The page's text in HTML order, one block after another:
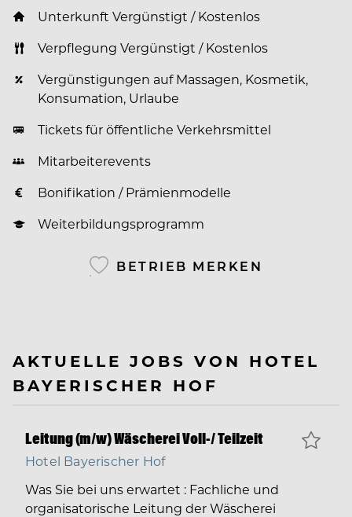
Unterkunft Vergünstigt / Kostenlos
Verpflegung Vergünstigt / Kostenlos
Vergünstigungen auf Massagen, Kosmetik,
Konsumation, Urlaube
Tickets für öffentliche Verkehrsmittel
Mitarbeiterevents
Bonifikation / Prämienmodelle
Weiterbildungsprogramm
BETRIEB MERKEN
AKTUELLE JOBS VON HOTEL
BAYERISCHER HOF
Leitung (m/w) Wäscherei Voll-/ Teilzeit
Hotel Bayerischer Hof
Was Sie bei uns erwartet : Fachliche und
organisatorische Leitung der Wäscherei